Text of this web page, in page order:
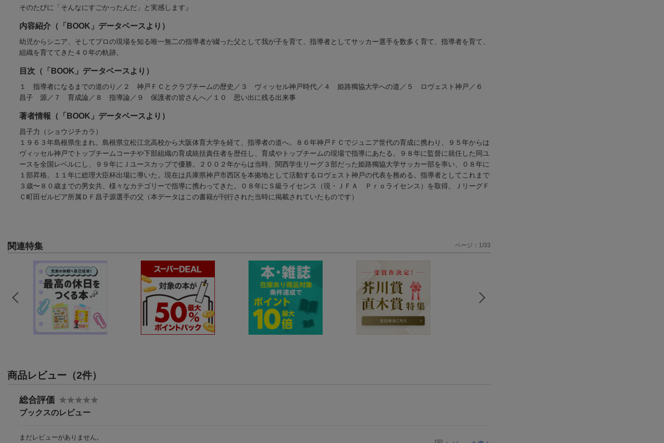
そのたびに「そんなにすごかったんだ」と実感します』
内容紹介（「BOOK」データベースより）
幼児からシニア、そしてプロの現場を知る唯一無二の指導者が綴った父として我が子を育て、指導者としてサッカー選手を数多く育て、指導者を育て、
組織を育ててきた４０年の軌跡。
目次（「BOOK」データベースより）
１ 指導者になるまでの道のり／２ 神戸ＦＣとクラブチームの歴史／３ ヴィッセル神戸時代／４ 姫路獨協大学への道／５ ロヴェスト神戸／６
昌子 源／７ 育成論／８ 指導論／９ 保護者の皆さんへ／１０ 思い出に残る出来事
著者情報（「BOOK」データベースより）
昌子力（ショウジチカラ）
１９６３年島根県生まれ。島根県立松江北高校から大阪体育大学を経て、指導者の道へ。８６年神戸ＦＣでジュニア世代の育成に携わり、９５年からは
ヴィッセル神戸でトップチームコーチや下部組織の育成統括責任者を歴任し、育成やトップチームの現場で指導にあたる。９８年に監督に就任した同ユ
ースを全国レベルにし、９９年にＪユースカップで優勝。２００２年からは当時、関西学生リーグ３部だった姫路獨協大学サッカー部を率い、０８年に
１部昇格。１１年に総理大臣杯出場に導いた。現在は兵庫県神戸市西区を本拠地として活動するロヴェスト神戸の代表を務める。指導者としてこれまで
３歳〜８０歳までの男女共、様々なカテゴリーで指導に携わってきた。０８年にＳ級ライセンス（現・ＪＦＡ Ｐｒｏライセンス）を取得。ＪリーグＦ
Ｃ町田ゼルビア所属ＤＦ昌子源選手の父（本データはこの書籍が刊行された当時に掲載されていたものです）
関連特集 ページ：1/33
商品レビュー（2件）
総合評価
ブックスのレビュー
まだレビューがありません。